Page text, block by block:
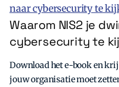
Waarom NIS2 je
cybersecurity te
Download het e-book en
jouw organisatie moet